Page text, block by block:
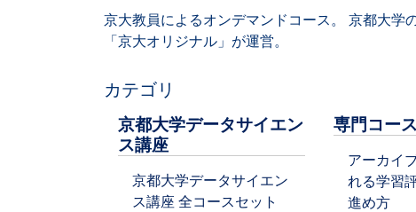
京大教員によるオンデマンドコース。 京都大学
「京大オリジナル」が運営。
カテゴリ
京都大学データサイエン
ス講座
京都大学データサイエン
ス講座 全コースセット
専門コース
アーカイ
れる学習
進め方